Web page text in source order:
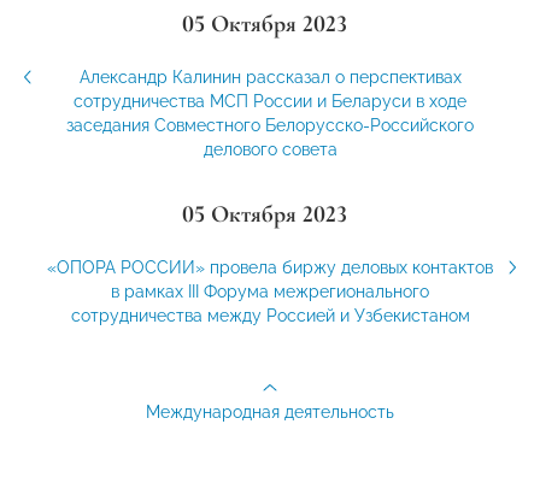
05 Октября 2023
Александр Калинин рассказал о перспективах
сотрудничества МСП России и Беларуси в ходе
заседания Совместного Белорусско-Российского
делового совета
05 Октября 2023
«ОПОРА РОССИИ» провела биржу деловых контактов
в рамках III Форума межрегионального
сотрудничества между Россией и Узбекистаном
Международная деятельность